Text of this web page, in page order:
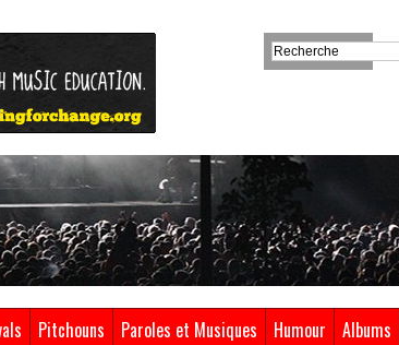
Pitchouns Paroles et Musiques Humour Albums